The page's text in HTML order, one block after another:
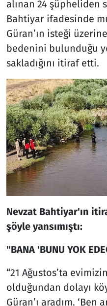
alınan 24 şüpheliden
Bahtiyar ifadesinde
Güran’ın isteği
bedenini bulunduğu
sakladığını itiraf etti.
Nevzat Bahtiyar'ın
şöyle yansımıştı:
"BANA 'BUNU YOK
“21 Ağustos’ta
olduğundan dolayı
Güran’ı aradım.